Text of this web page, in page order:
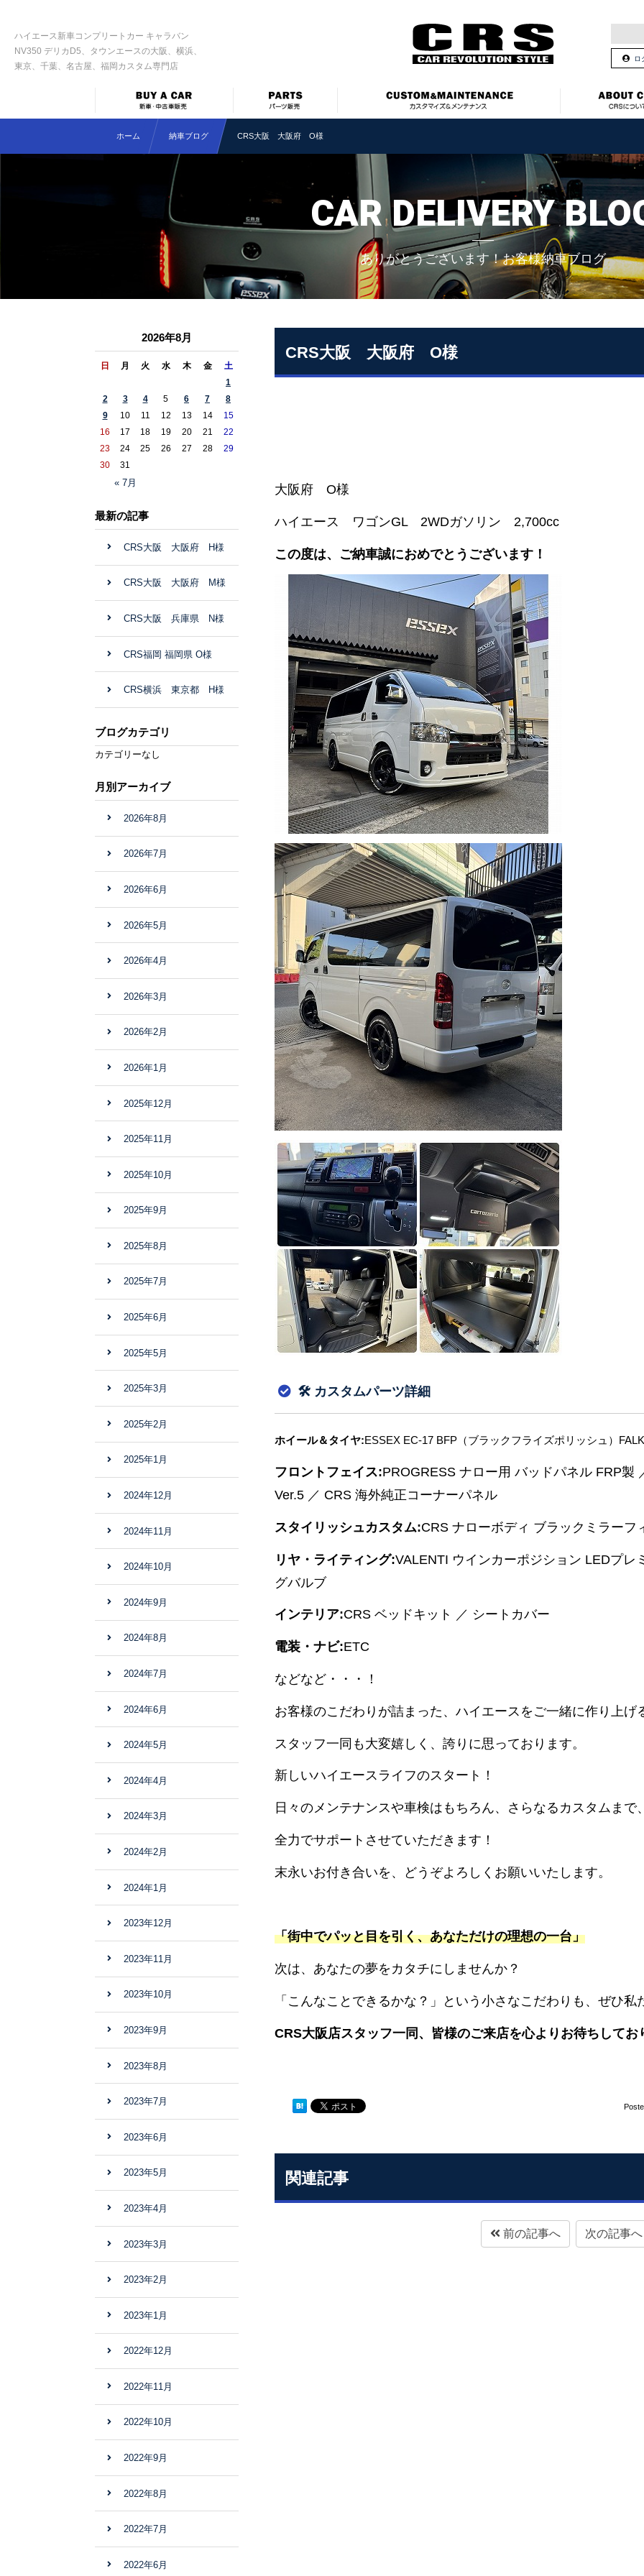
ハイエース新車コンプリートカー キャラバン
NV350 デリカD5、タウンエースの大阪、横浜、
東京、千葉、名古屋、福岡カスタム専門店
ロ
ホーム 納車ブログ CRS大阪 大阪府 O様
CAR DELIVERY
ありがとうございます！お客様納車ブログ
CRS大阪 大阪府 O様
大阪府 O様
ハイエース ワゴンGL 2WDガソリン 2,700cc
この度は、ご納車誠におめでとうございます！
🛠 カスタムパーツ詳細
ホイール＆タイヤ:ESSEX EC-17 BFP（ブラックフライズポリッシュ）
フロントフェイス:PROGRESS ナロー用 バッドパネル FRP製
Ver.5 ／ CRS 海外純正コーナーパネル
スタイリッシュカスタム:CRS ナローボディ ブラックミラーフ
リヤ・ライティング:VALENTI ウインカーポジション LEDプレ
グバルブ
インテリア:CRS ベッドキット ／ シートカバー
電装・ナビ:ETC
などなど・・・！
お客様のこだわりが詰まった、ハイエースをご一緒に作り上げ
スタッフ一同も大変嬉しく、誇りに思っております。
新しいハイエースライフのスタート！
日々のメンテナンスや車検はもちろん、さらなるカスタムまで、
全力でサポートさせていただきます！
末永いお付き合いを、どうぞよろしくお願いいたします。
「街中でパッと目を引く、あなただけの理想の一台」
次は、あなたの夢をカタチにしませんか？
「こんなことできるかな？」という小さなこだわりも、ぜひ私
CRS大阪店スタッフ一同、皆様のご来店を心よりお待ちしてお
関連記事
前の記事へ 次の記事へ
2026年8月
日 月 火 水 木 金 土
« 7月
1
2
3 4 5 6 7
8
9
10 11 12 13 14
15
16
17 18 19 20 21
22
23
24 25 26 27 28
29
30
31
最新の記事
CRS大阪 大阪府 H様
CRS大阪 大阪府 M様
CRS大阪 兵庫県 N様
CRS福岡 福岡県 O様
CRS横浜 東京都 H様
ブログカテゴリ
カテゴリーなし
月別アーカイブ
2026年8月
2026年7月
2026年6月
2026年5月
2026年4月
2026年3月
2026年2月
2026年1月
2025年12月
2025年11月
2025年10月
2025年9月
2025年8月
2025年7月
2025年6月
2025年5月
2025年3月
2025年2月
2025年1月
2024年12月
2024年11月
2024年10月
2024年9月
2024年8月
2024年7月
2024年6月
2024年5月
2024年4月
2024年3月
2024年2月
2024年1月
2023年12月
2023年11月
2023年10月
2023年9月
2023年8月
2023年7月
2023年6月
2023年5月
2023年4月
2023年3月
2023年2月
2023年1月
2022年12月
2022年11月
2022年10月
2022年9月
2022年8月
2022年7月
2022年6月